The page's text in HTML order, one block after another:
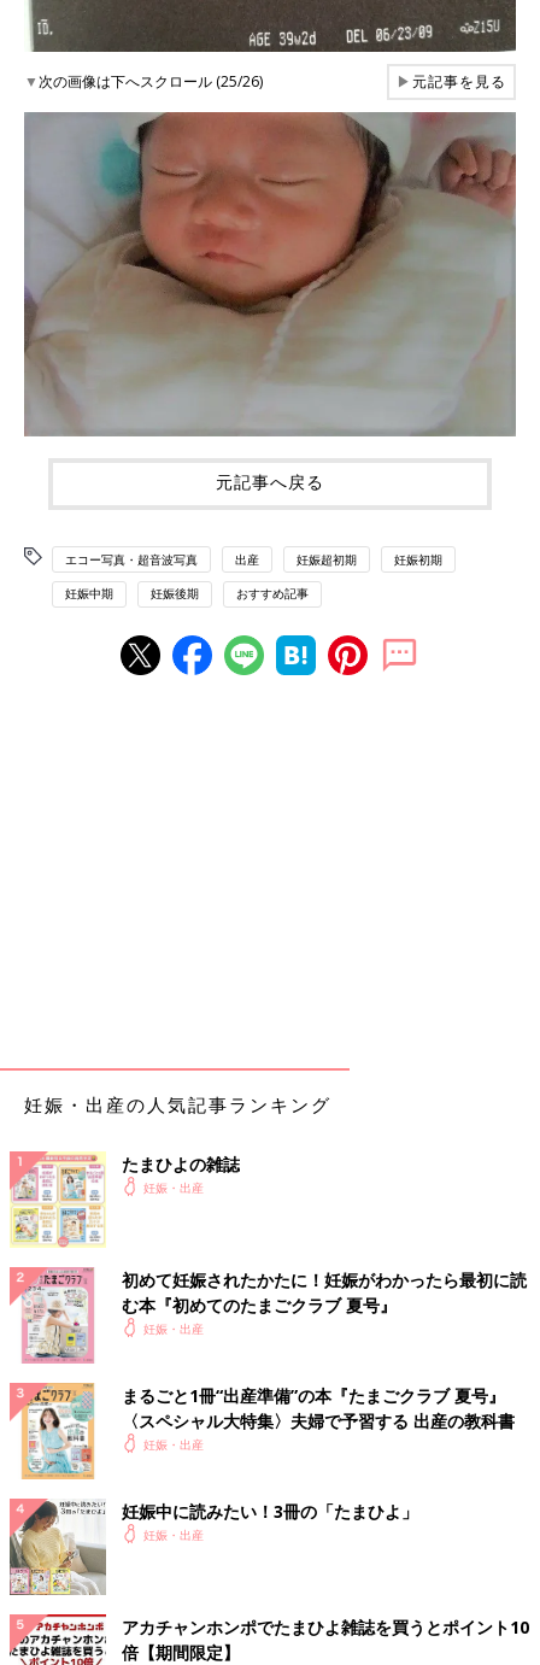
▼次の画像は下へスクロール (25/26) ▶元記事を見る
元記事へ戻る
エコー写真・超音波写真 出産 妊娠超初期 妊娠初期
妊娠中期 妊娠後期 おすすめ記事
妊娠・出産の人気記事ランキング
たまひよの雑誌
妊娠・出産
初めて妊娠されたかたに！妊娠がわかったら最初に読
む本『初めてのたまごクラブ 夏号』
妊娠・出産
まるごと1冊“出産準備”の本『たまごクラブ 夏号』
〈スペシャル大特集〉夫婦で予習する 出産の教科書
妊娠・出産
妊娠中に読みたい！3冊の「たまひよ」
妊娠・出産
アカチャンホンポでたまひよ雑誌を買うとポイント10
倍【期間限定】